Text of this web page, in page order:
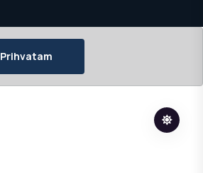
Prihvatam